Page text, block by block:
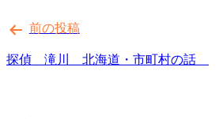
稿
ナ
前の投稿
探偵 滝川 北海道・市町村の話